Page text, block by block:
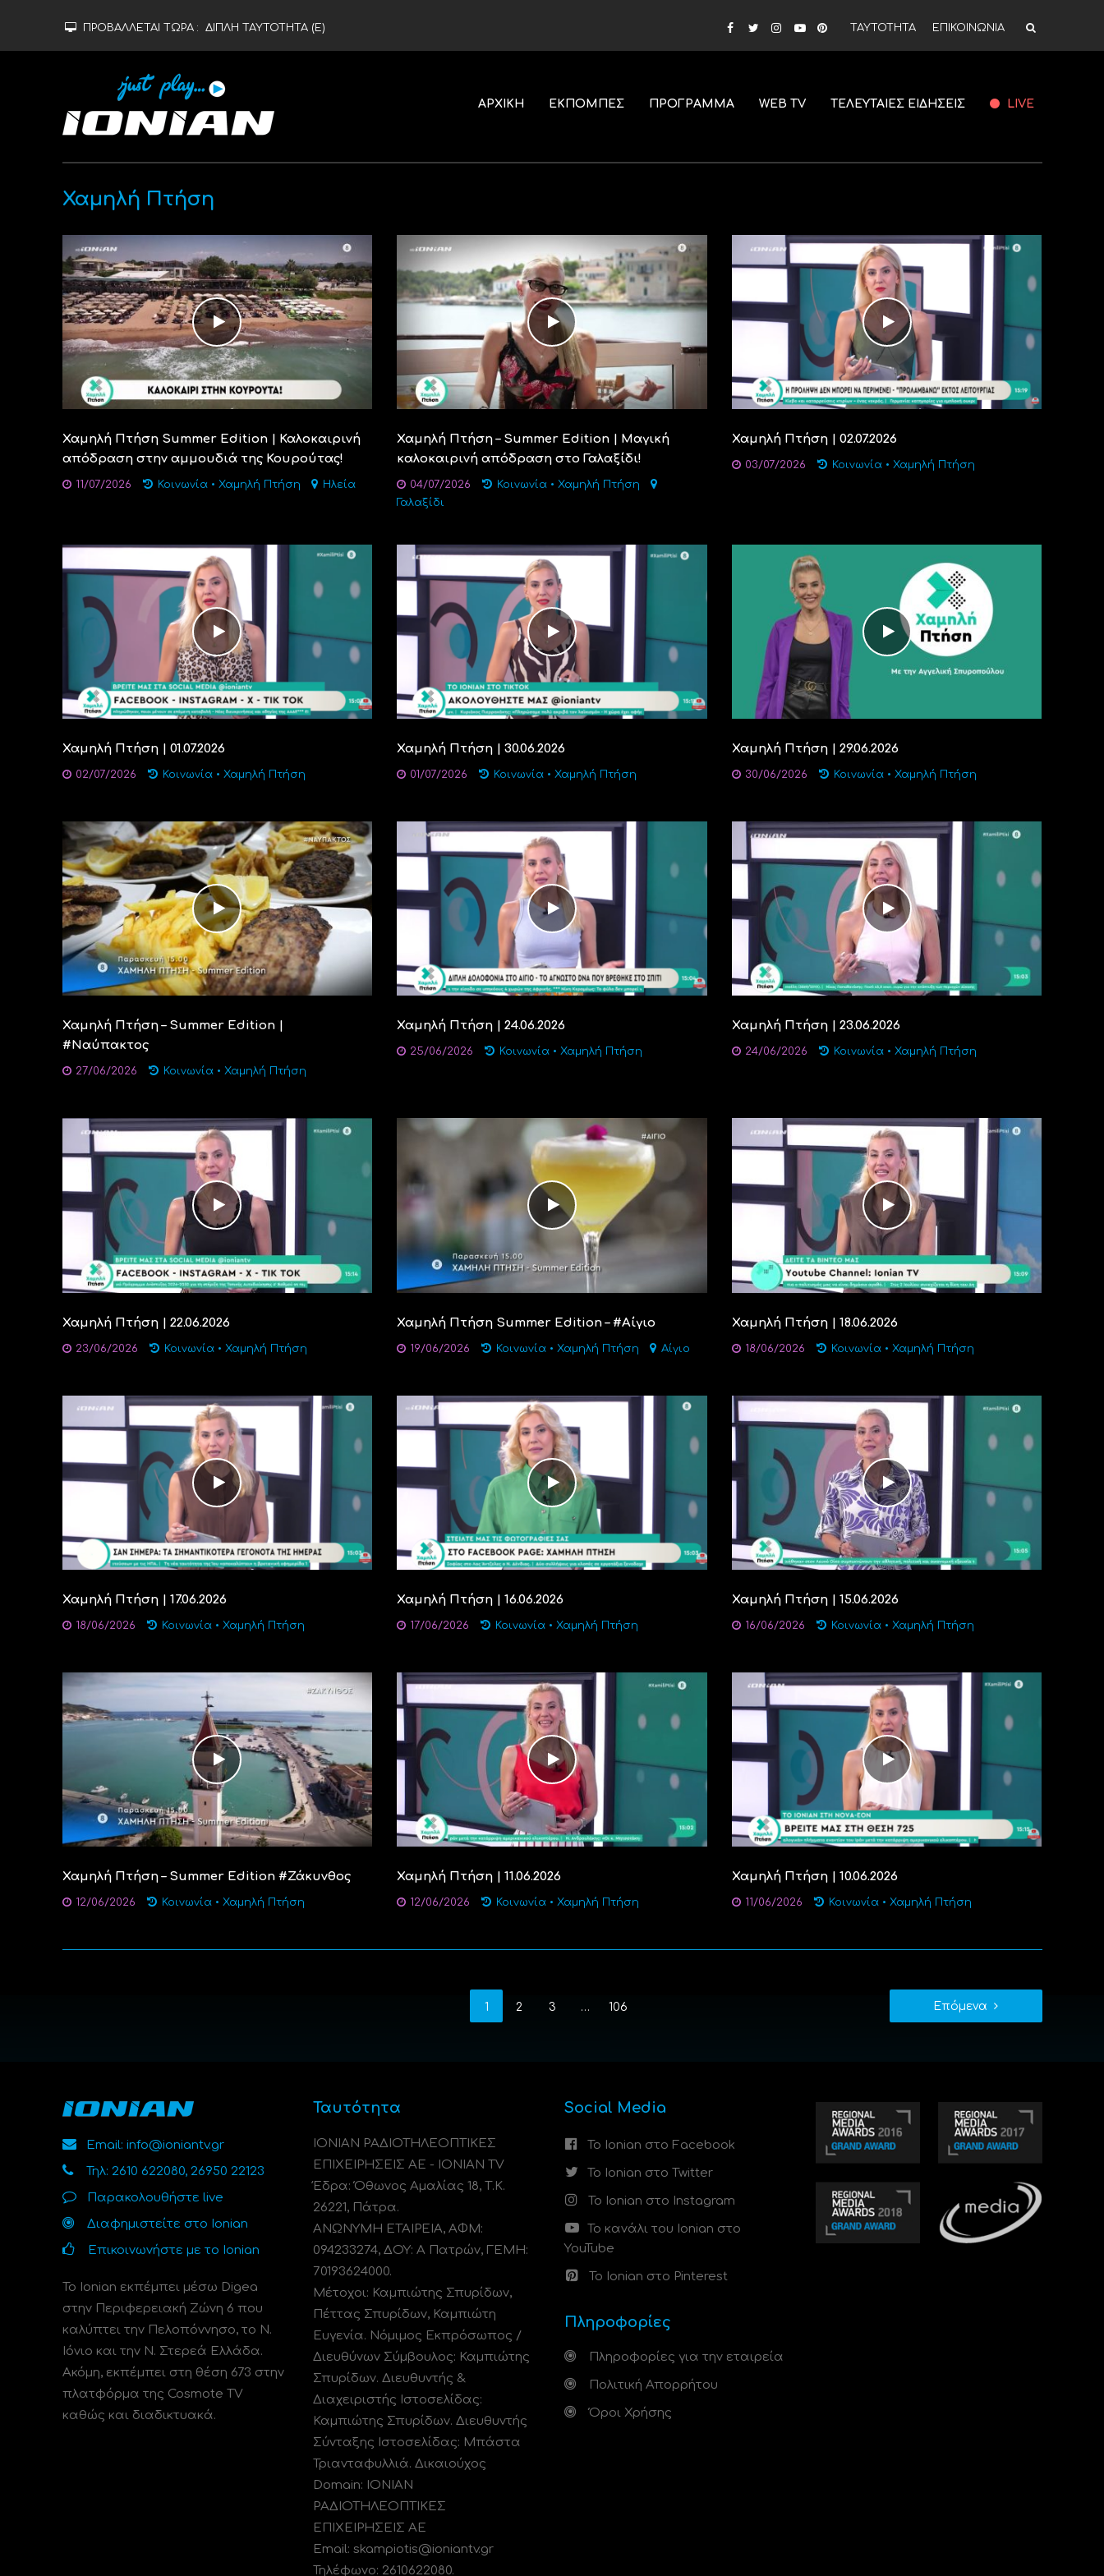
ΠΡΟΒΑΛΛΕΤΑΙ ΤΩΡΑ : ΔΙΠΛΗ ΤΑΥΤΟΤΗΤΑ (Ε) ΤΑΥΤΟΤΗΤΑ ΕΠΙΚΟΙΝΩΝΙΑ
ΑΡΧΙΚΗ ΕΚΠΟΜΠΕΣ ΠΡΟΓΡΑΜΜΑ WEB TV ΤΕΛΕΥΤΑΙΕΣ ΕΙΔΗΣΕΙΣ LIVE
Χαμηλή Πτήση
Χαμηλή Πτήση Summer Edition | Καλοκαιρινή
απόδραση στην αμμουδιά της Κουρούτας!
11/07/2026 Κοινωνία • Χαμηλή Πτήση Ηλεία
Χαμηλή Πτήση – Summer Edition | Μαγική
καλοκαιρινή απόδραση στο Γαλαξίδι!
04/07/2026 Κοινωνία • Χαμηλή Πτήση
Γαλαξίδι
Χαμηλή Πτήση | 02.07.2026
03/07/2026 Κοινωνία • Χαμηλή Πτήση
Χαμηλή Πτήση | 01.07.2026
02/07/2026 Κοινωνία • Χαμηλή Πτήση
Χαμηλή Πτήση | 30.06.2026
01/07/2026 Κοινωνία • Χαμηλή Πτήση
Χαμηλή Πτήση | 29.06.2026
30/06/2026 Κοινωνία • Χαμηλή Πτήση
Χαμηλή Πτήση – Summer Edition |
#Ναύπακτος
27/06/2026 Κοινωνία • Χαμηλή Πτήση
Χαμηλή Πτήση | 24.06.2026
25/06/2026 Κοινωνία • Χαμηλή Πτήση
Χαμηλή Πτήση | 23.06.2026
24/06/2026 Κοινωνία • Χαμηλή Πτήση
Χαμηλή Πτήση | 22.06.2026
23/06/2026 Κοινωνία • Χαμηλή Πτήση
Χαμηλή Πτήση Summer Edition – #Αίγιο
19/06/2026 Κοινωνία • Χαμηλή Πτήση Αίγιο
Χαμηλή Πτήση | 18.06.2026
18/06/2026 Κοινωνία • Χαμηλή Πτήση
Χαμηλή Πτήση | 17.06.2026
18/06/2026 Κοινωνία • Χαμηλή Πτήση
Χαμηλή Πτήση | 16.06.2026
17/06/2026 Κοινωνία • Χαμηλή Πτήση
Χαμηλή Πτήση | 15.06.2026
16/06/2026 Κοινωνία • Χαμηλή Πτήση
Χαμηλή Πτήση – Summer Edition #Ζάκυνθος
12/06/2026 Κοινωνία • Χαμηλή Πτήση
Χαμηλή Πτήση | 11.06.2026
12/06/2026 Κοινωνία • Χαμηλή Πτήση
Χαμηλή Πτήση | 10.06.2026
11/06/2026 Κοινωνία • Χαμηλή Πτήση
1 2 3 … 106 Επόμενα
Email: info@ioniantv.gr
Τηλ: 2610 622080, 26950 22123
Παρακολουθήστε live
Διαφημιστείτε στο Ionian
Επικοινωνήστε με το Ionian
Το Ionian εκπέμπει μέσω Digea
στην Περιφερειακή Ζώνη 6 που
καλύπτει την Πελοπόννησο, το N.
Ιόνιο και την Ν. Στερεά Ελλάδα.
Ακόμη, εκπέμπει στη θέση 673 στην
πλατφόρμα της Cosmote TV
καθώς και διαδικτυακά.
Ταυτότητα
ΙΟΝΙΑΝ ΡΑΔΙΟΤΗΛΕΟΠΤΙΚΕΣ
ΕΠΙΧΕΙΡΗΣΕΙΣ ΑΕ - IONIAN TV
Έδρα: Όθωνος Αμαλίας 18, Τ.Κ.
26221, Πάτρα.
ΑΝΩΝΥΜΗ ΕΤΑΙΡΕΙΑ, ΑΦΜ:
094233274, ΔΟΥ: A Πατρών, ΓΕΜΗ:
70193624000.
Μέτοχοι: Καμπιώτης Σπυρίδων,
Πέττας Σπυρίδων, Καμπιώτη
Ευγενία. Νόμιμος Εκπρόσωπος /
Διευθύνων Σύμβουλος: Καμπιώτης
Σπυρίδων. Διευθυντής &
Διαχειριστής Ιστοσελίδας:
Καμπιώτης Σπυρίδων. Διευθυντής
Σύνταξης Ιστοσελίδας: Μπάστα
Τριανταφυλλιά. Δικαιούχος
Domain: ΙΟΝΙΑΝ
ΡΑΔΙΟΤΗΛΕΟΠΤΙΚΕΣ
ΕΠΙΧΕΙΡΗΣΕΙΣ ΑΕ
Email: skampiotis@ioniantv.gr
Τηλέφωνο: 2610622080.
Social Media
Το Ionian στο Facebook
Το Ionian στο Twitter
Το Ionian στο Instagram
Το κανάλι του Ionian στο
YouTube
Το Ionian στο Pinterest
Πληροφορίες
Πληροφορίες για την εταιρεία
Πολιτική Απορρήτου
Όροι Χρήσης